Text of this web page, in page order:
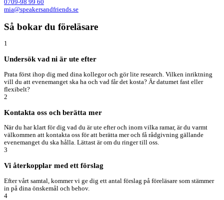
0709-98 99 60
mia@speakersandfriends.se​
Så bokar du föreläsare
1
Undersök vad ni är ute efter
Prata först ihop dig med dina kollegor och gör lite research. Vilken inriktning
vill du att evenemanget ska ha och vad får det kosta? Är datumet fast eller
flexibelt?
2
Kontakta oss och berätta mer
När du har klart för dig vad du är ute efter och inom vilka ramar, är du varmt
välkommen att kontakta oss för att berätta mer och få rådgivning gällande
evenemanget du ska hålla. Lättast är om du ringer till oss.
3
Vi återkopplar med ett förslag
Efter vårt samtal, kommer vi ge dig ett antal förslag på föreläsare som stämmer
in på dina önskemål och behov.
4